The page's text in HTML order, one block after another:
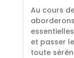
Au cours
et passer
toute